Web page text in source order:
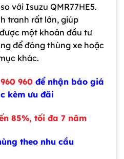
với Isuzu QMR77HE5.
tranh rất lớn, giúp
một khoản đầu tư
để đóng thùng xe hoặc
khác.
960 để nhận báo giá
kèm ưu đãi
85%, tối đa 7 năm
theo nhu cầu